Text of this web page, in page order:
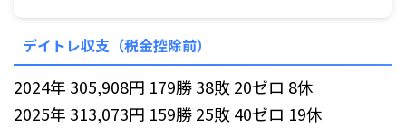
デイトレ収支（税金控除前）
2024年 305,908円 179勝 38敗 20ゼロ 8休
2025年 313,073円 159勝 25敗 40ゼロ 19休